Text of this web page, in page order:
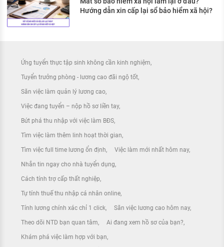
Hướng dẫn xin cấp lại sổ bảo hiểm xã hội?
Ứng tuyển thực tập sinh không cần kinh nghiệm
Tuyển trưởng phòng - lương cao đãi ngộ tốt
Săn việc làm quản lý lương cao
Việc đang tuyển – nộp hồ sơ liền tay
Bứt phá thu nhập với việc làm BĐS
Tìm việc làm thêm linh hoạt thời gian
Tìm việc full time lương ổn định Việc làm mới nhất hôm nay
Nhắn tin ngay cho nhà tuyển dụng
Cách tính trợ cấp thất nghiệp
Tự tính thuế thu nhập cá nhân online
Tính lương chính xác chỉ 1 click Săn việc lương cao hôm nay
Theo dõi NTD bạn quan tâm Ai đang xem hồ sơ của bạn?
Khám phá việc làm hợp với bạn